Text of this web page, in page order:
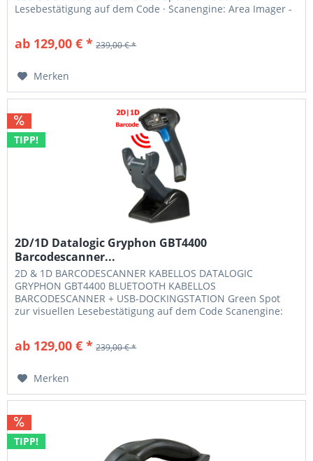
Lesebestätigung auf dem Code · Scanengine: Area Imager -
Barcodes: Alle gängigen 1D-, GS1 Databar- und 2D Codes 2D
ab 129,00 € * 239,00 € *
Merken
TIPP!
2D/1D Datalogic Gryphon GBT4400
Barcodescanner...
2D & 1D BARCODESCANNER KABELLOS DATALOGIC
GRYPHON GBT4400 BLUETOOTH KABELLOS
BARCODESCANNER + USB-DOCKINGSTATION Green Spot
zur visuellen Lesebestätigung auf dem Code Scanengine:
Reichweite: Bis 30 Meter Barcodes: Alle gängigen 1D-, GS1
ab 129,00 € * 239,00 € *
Merken
TIPP!